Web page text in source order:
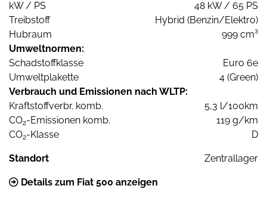
kW / PS
48 kW / 65 PS
Treibstoff
Hybrid (Benzin/Elektro)
Hubraum
999 cm³
Umweltnormen:
Schadstoffklasse
Euro 6e
Umweltplakette
4 (Green)
Verbrauch und Emissionen nach WLTP:
Kraftstoffverbr. komb.
5,3 l/100km
CO2-Emissionen komb.
119 g/km
CO2-Klasse D
Standort Zentrallager
Details zum Fiat 500 anzeigen